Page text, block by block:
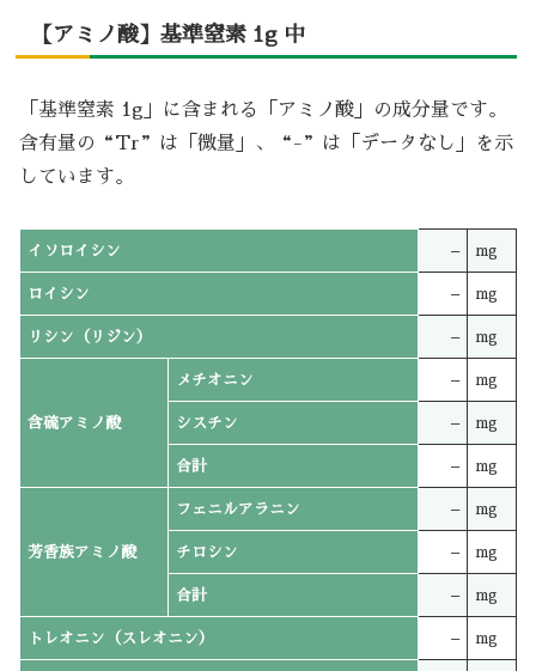
【アミノ酸】基準窒素 1g 中
「基準窒素 1g」に含まれる「アミノ酸」の成分量です。
含有量の“Tr”は「微量」、“-”は「データなし」を示
しています。
イソロイシン – mg
ロイシン – mg
リシン（リジン） – mg
含硫アミノ酸
メチオニン – mg
シスチン – mg
合計 – mg
芳香族アミノ酸
フェニルアラニン – mg
チロシン – mg
合計 – mg
トレオニン（スレオニン） – mg